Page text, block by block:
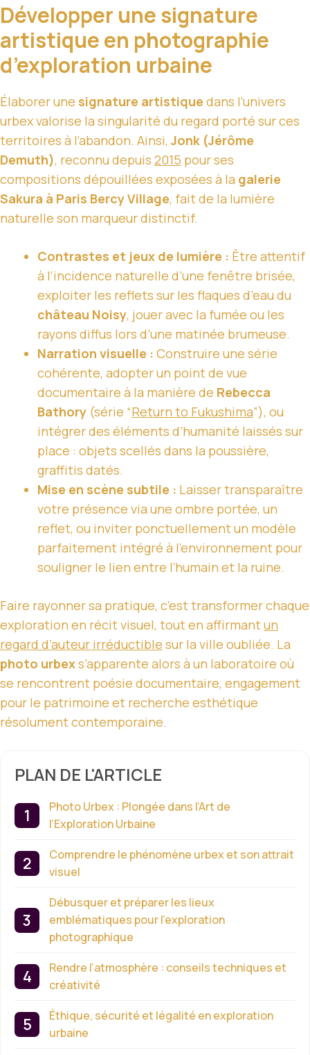
Développer une signature
artistique en photographie
d’exploration urbaine
Élaborer une signature artistique dans l’univers
urbex valorise la singularité du regard porté sur ces
territoires à l’abandon. Ainsi,Jonk (Jérôme
Demuth), reconnu depuis 2015 pour ses
compositions dépouillées exposées à la galerie
Sakura à Paris Bercy Village, fait de la lumière
naturelle son marqueur distinctif.
Contrastes et jeux de lumière : Être attentif
à l’incidence naturelle d’une fenêtre brisée,
exploiter les reflets sur les flaques d’eau du
château Noisy, jouer avec la fumée ou les
rayons diffus lors d’une matinée brumeuse.
Narration visuelle : Construire une série
cohérente, adopter un point de vue
documentaire à la manière de Rebecca
Bathory (série “Return to Fukushima”), ou
intégrer des éléments d’humanité laissés sur
place : objets scellés dans la poussière,
graffitis datés.
Mise en scène subtile : Laisser transparaître
votre présence via une ombre portée, un
reflet, ou inviter ponctuellement un modèle
parfaitement intégré à l’environnement pour
souligner le lien entre l’humain et la ruine.
Faire rayonner sa pratique, c’est transformer chaque
exploration en récit visuel, tout en affirmantun
regard d’auteur irréductible sur la ville oubliée. La
photo urbexs’apparente alors à un laboratoire où
se rencontrent poésie documentaire, engagement
pour le patrimoine et recherche esthétique
résolument contemporaine.
PLAN DE L'ARTICLE
Photo Urbex : Plongée dans l’Art de
l’Exploration Urbaine
Comprendre le phénomène urbex et son attrait
visuel
Débusquer et préparer les lieux
emblématiques pour l’exploration
photographique
Rendre l’atmosphère : conseils techniques et
créativité
Éthique, sécurité et légalité en exploration
urbaine